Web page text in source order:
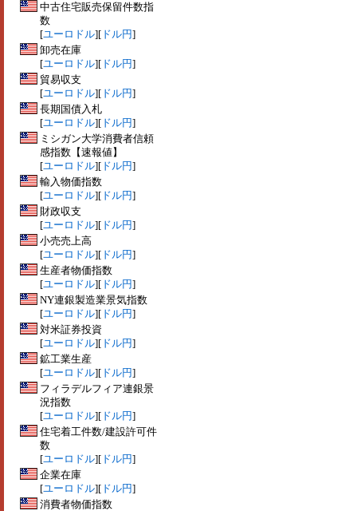
中古住宅販売保留件数指
数
[ユーロドル][ ドル円]
卸売在庫
[ユーロドル][ ドル円]
貿易収支
[ユーロドル][ ドル円]
長期国債入札
[ユーロドル][ ドル円]
ミシガン大学消費者信頼
感指数【速報値】
[ユーロドル][ ドル円]
輸入物価指数
[ユーロドル][ ドル円]
財政収支
[ユーロドル][ ドル円]
小売売上高
[ユーロドル][ ドル円]
生産者物価指数
[ユーロドル][ ドル円]
NY連銀製造業景気指数
[ユーロドル][ ドル円]
対米証券投資
[ユーロドル][ ドル円]
鉱工業生産
[ユーロドル][ ドル円]
フィラデルフィア連銀景
況指数
[ユーロドル][ ドル円]
住宅着工件数/建設許可件
数
[ユーロドル][ ドル円]
企業在庫
[ユーロドル][ ドル円]
消費者物価指数